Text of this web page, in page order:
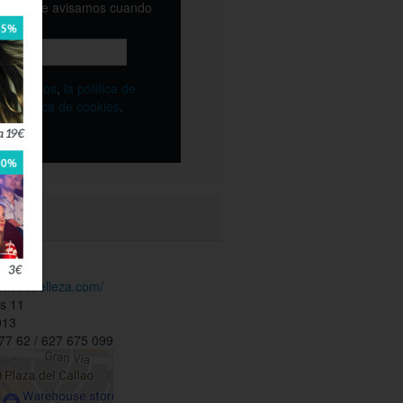
y te avisamos cuando
términos, la política de
la política de cookies.
11
62 / 627 675 099